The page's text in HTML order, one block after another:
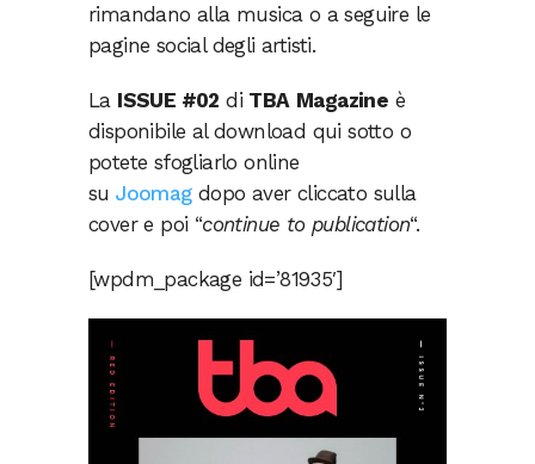
rimandano alla musica o a seguire le
pagine social degli artisti.
La ISSUE #02 di TBA Magazine è
disponibile al download qui sotto o
potete sfogliarlo online
su Joomagdopo aver cliccato sulla
cover e poi “continue to publication“.
[wpdm_package id=’81935′]